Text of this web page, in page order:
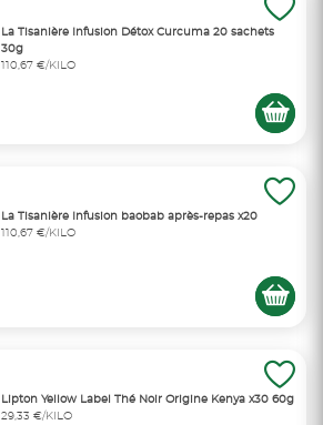
La Tisanière Infusion Détox Curcuma 20 sachets
30g
110,67 €/KILO
La Tisanière Infusion baobab après-repas x20
110,67 €/KILO
Lipton Yellow Label Thé Noir Origine Kenya x30 60g
29,33 €/KILO